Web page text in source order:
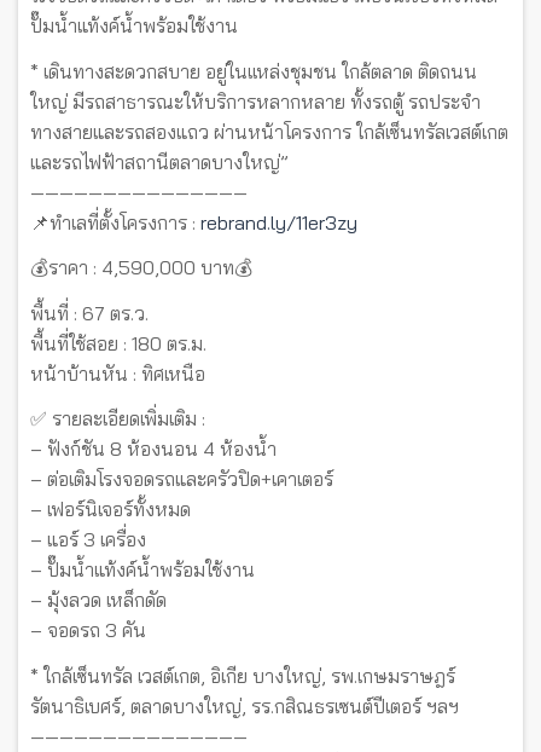
ปั๊มน้ำแท้งค์น้ำพร้อมใช้งาน
* เดินทางสะดวกสบาย อยู่ในเเหล่งชุมชน ใกล้ตลาด ติดถนน
ใหญ่ มีรถสาธารณะให้บริการหลากหลาย ทั้งรถตู้ รถประจำ
ทางสายและรถสองแถว ผ่านหน้าโครงการ ใกล้เซ็นทรัลเวสต์เกต
และรถไฟฟ้าสถานีตลาดบางใหญ่”
———————————————
📌ทำเลที่ตั้งโครงการ : rebrand.ly/11er3zy
💰ราคา : 4,590,000 บาท💰
พื้นที่ : 67 ตร.ว.
พื้นที่ใช้สอย : 180 ตร.ม.
หน้าบ้านหัน : ทิศเหนือ
✅ รายละเอียดเพิ่มเติม :
– ฟังก์ชัน 8 ห้องนอน 4 ห้องน้ำ
– ต่อเติมโรงจอดรถและครัวปิด+เคาเตอร์
– เฟอร์นิเจอร์ทั้งหมด
– แอร์ 3 เครื่อง
– ปั๊มน้ำแท้งค์น้ำพร้อมใช้งาน
– มุ้งลวด เหล็กดัด
– จอดรถ 3 คัน
* ใกล้เซ็นทรัล เวสต์เกต, อิเกีย บางใหญ่, รพ.เกษมราษฎร์
รัตนาธิเบศร์, ตลาดบางใหญ่, รร.กสิณธรเซนต์ปีเตอร์ ฯลฯ
———————————————